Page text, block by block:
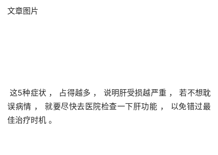
文章图片
这5种症状 ， 占得越多 ， 说明肝受损越严重 ， 若不想耽
误病情 ， 就要尽快去医院检查一下肝功能 ， 以免错过最
佳治疗时机 。